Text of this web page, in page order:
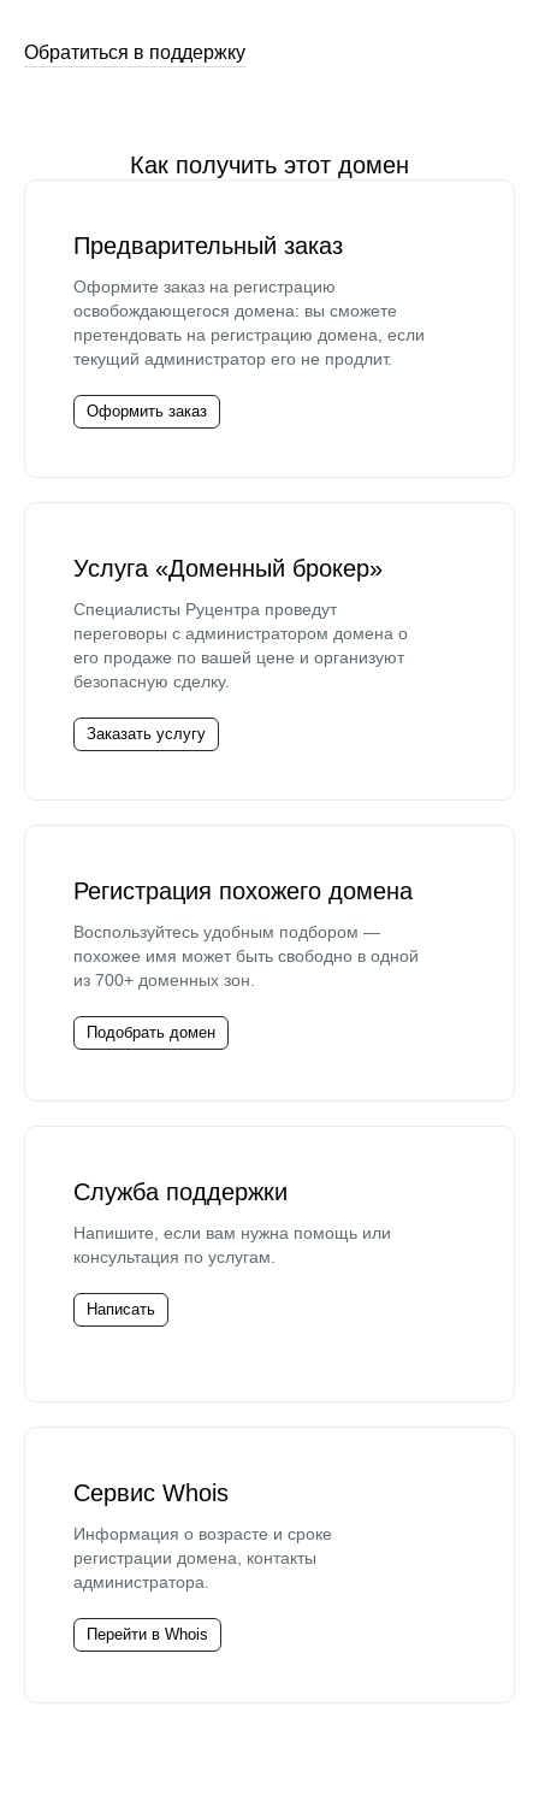
Обратиться в поддержку
Как получить этот домен
Предварительный заказ
Оформите заказ на регистрацию
освобождающегося домена: вы сможете
претендовать на регистрацию домена, если
текущий администратор его не продлит.
Оформить заказ
Услуга «Доменный брокер»
Специалисты Руцентра проведут
переговоры с администратором домена о
его продаже по вашей цене и организуют
безопасную сделку.
Заказать услугу
Регистрация похожего домена
Воспользуйтесь удобным подбором —
похожее имя может быть свободно в одной
из 700+ доменных зон.
Подобрать домен
Служба поддержки
Напишите, если вам нужна помощь или
консультация по услугам.
Написать
Сервис Whois
Информация о возрасте и сроке
регистрации домена, контакты
администратора.
Перейти в Whois